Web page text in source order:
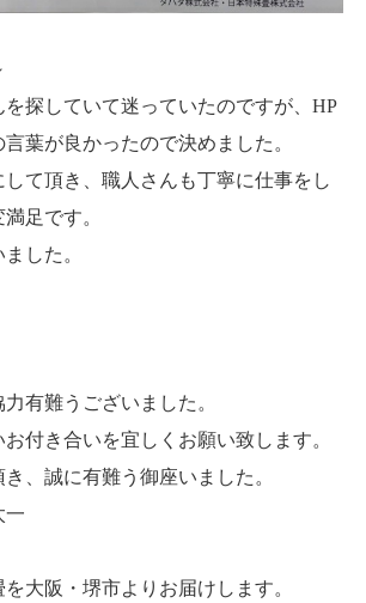
探していて迷っていたのですが、HP
葉が良かったので決めました。
て頂き、職人さんも丁寧に仕事をし
足です。
した。
有難うございました。
付き合いを宜しくお願い致します。
、誠に有難う御座いました。
大阪・堺市よりお届けします。